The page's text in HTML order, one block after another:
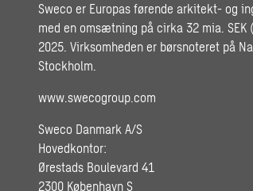
Sweco er Europas førende arkitekt- og
med en omsætning på cirka 32 mia. SEK
2025. Virksomheden er børsnoteret på
Stockholm.
www.swecogroup.com
Sweco Danmark A/S
Hovedkontor:
Ørestads Boulevard 41
2300 København S